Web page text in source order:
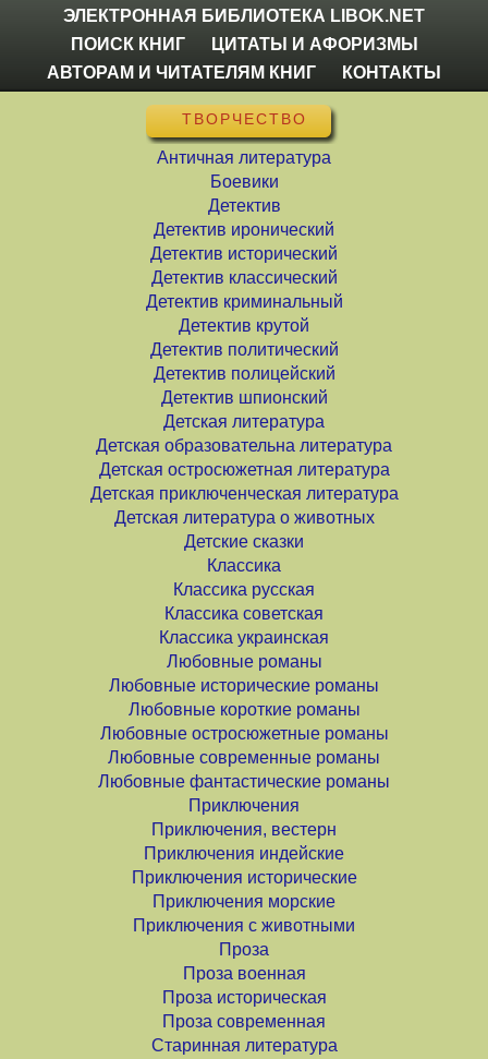
ЭЛЕКТРОННАЯ БИБЛИОТЕКА LIBOK.NET
ПОИСК КНИГ
ЦИТАТЫ И АФОРИЗМЫ
АВТОРАМ И ЧИТАТЕЛЯМ КНИГ
КОНТАКТЫ
ТВОРЧЕСТВО
Античная литература
Боевики
Детектив
Детектив иронический
Детектив исторический
Детектив классический
Детектив криминальный
Детектив крутой
Детектив политический
Детектив полицейский
Детектив шпионский
Детская литература
Детская образовательна литература
Детская остросюжетная литература
Детская приключенческая литература
Детская литература о животных
Детские сказки
Классика
Классика русская
Классика советская
Классика украинская
Любовные романы
Любовные исторические романы
Любовные короткие романы
Любовные остросюжетные романы
Любовные современные романы
Любовные фантастические романы
Приключения
Приключения, вестерн
Приключения индейские
Приключения исторические
Приключения морские
Приключения с животными
Проза
Проза военная
Проза историческая
Проза современная
Старинная литература